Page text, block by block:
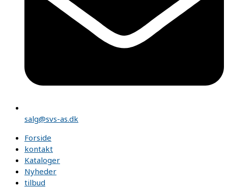
salg@svs-as.dk
Forside
kontakt
Kataloger
Nyheder
tilbud